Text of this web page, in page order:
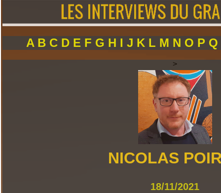
A B C D E F G H IJ K L M N O P
>
NICOLAS
18/11/2021